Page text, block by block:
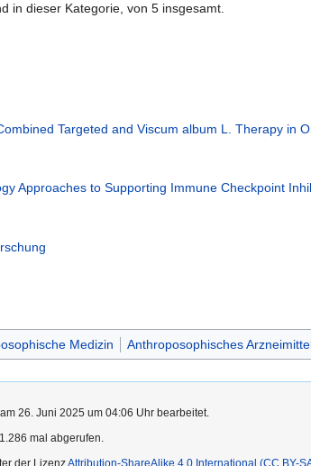
in dieser Kategorie, von 5 insgesamt.
Targeted and Viscum album L. Therapy in
Approaches to Supporting Immune Checkpoint
Medizin Anthroposophisches
26. Juni 2025 um 04:06 Uhr bearbeitet.
mal abgerufen.
der LizenzAttribution-ShareAlike 4.0 International (CC BY-